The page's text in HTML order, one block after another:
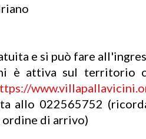
e si può fare
è attiva sul territorio
allo 022565752
ordine di arrivo)